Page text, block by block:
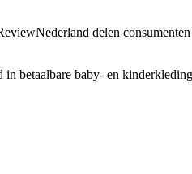
delen
betaalbare baby- en